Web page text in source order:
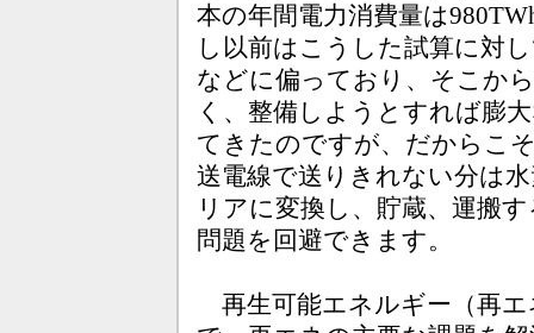
本の年間電力消費量は
し以前はこうした試算に対
などに偏っており、そこか
く、整備しようとすれば膨
てきたのですが、だからこ
送電線で送りきれない分は
リアに変換し、貯蔵、運搬
問題を回避できます。
再生可能エネルギー（再